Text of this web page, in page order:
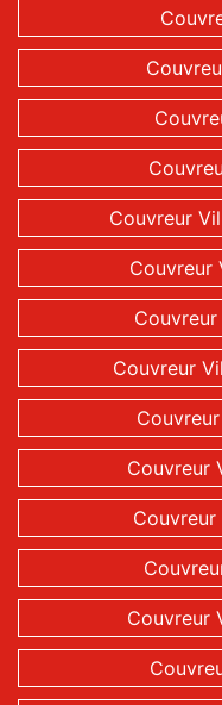
Couvreur
Couvreur
Couvreur
Couvreur
Couvreur